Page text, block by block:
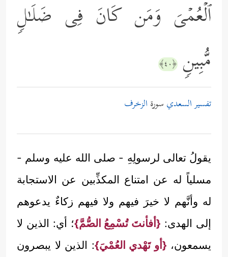
ٱلۡعُمۡیَ وَمَن كَانَ فِی ضَلَـٰلࣲ
مُّبِینࣲ ﴿٤٠﴾
تفسير السعدي سورة الزخرف
يقولُ تعالى لرسولِهِ - صلى الله عليه وسلم -
مسلياً له عن امتناع المكذِّبين عن الاستجابة
له وأنَّهم لا خيرَ فيهم ولا فيهم زكاءٌ يدعوهم
إلى الهدى: {أفأنتَ تُسْمِعُ الصُّمَّ}؛ أي: الذين لا
يسمعون، {أو تَهْدي العُمْيَ}: الذين لا يبصرون